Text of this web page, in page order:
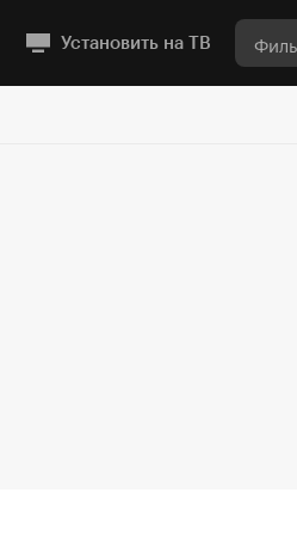
Установить на ТВ